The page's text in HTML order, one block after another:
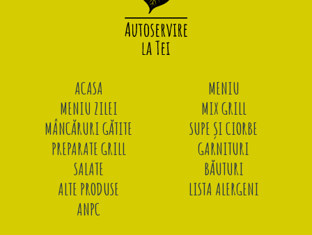
ACASA
MENIU
MENIU ZILEI
MIX GRILL
MÂNCĂRURI GĂTITE
SUPE ȘI CIORBE
PREPARATE GRILL
GARNITURI
SALATE
BĂUTURI
ALTE PRODUSE
LISTA ALERGENI
ANPC